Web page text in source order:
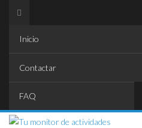
Inicio
Contactar
FAQ